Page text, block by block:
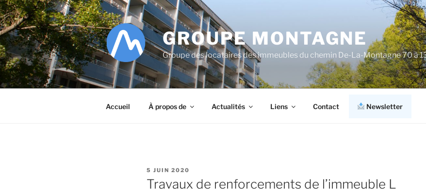
Aller
au
contenu
principal
GROUPE MONTAGNE
Groupe des locataires des immeubles du chemin De-La-Montagne 70 à
Accueil À propos de Actualités Liens Contact Newsletter
PUBLIÉ
LE
5 JUIN 2020
Travaux de renforcements de l’immeuble L